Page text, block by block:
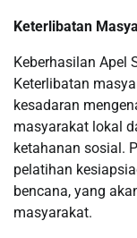
Keterlibatan
Keberhasilan Apel
Keterlibatan
kesadaran
masyarakat lokal
ketahanan sosial.
pelatihan
bencana, yang
masyarakat.